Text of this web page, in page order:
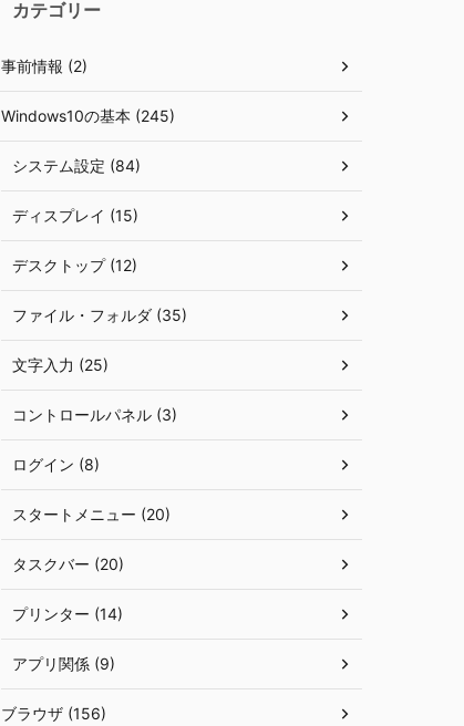
カテゴリー
事前情報 (2)
Windows10の基本 (245)
システム設定 (84)
ディスプレイ (15)
デスクトップ (12)
ファイル・フォルダ (35)
文字入力 (25)
コントロールパネル (3)
ログイン (8)
スタートメニュー (20)
タスクバー (20)
プリンター (14)
アプリ関係 (9)
ブラウザ (156)